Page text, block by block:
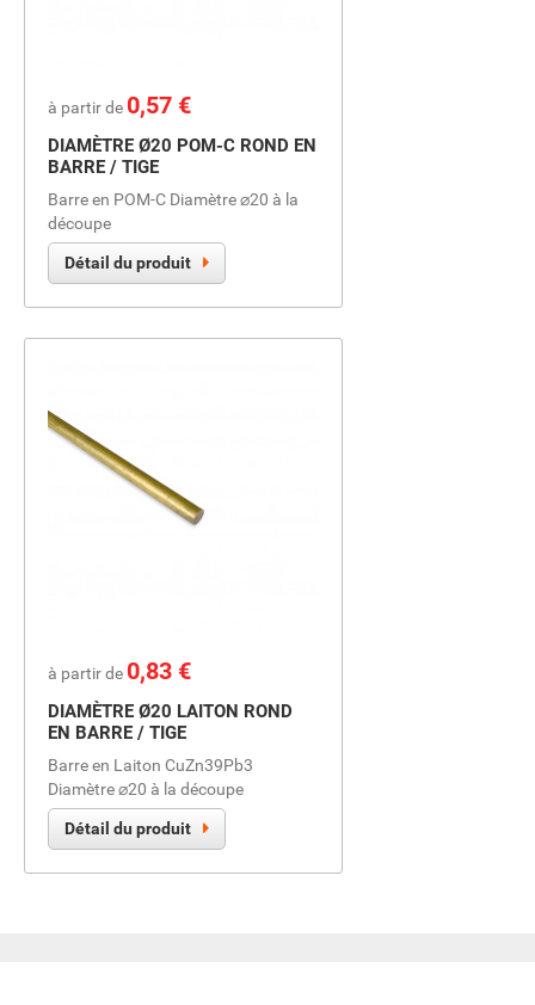
à partir de Prix
0,57 €
DIAMÈTRE Ø20 POM-C ROND EN
BARRE / TIGE
Barre en POM-C Diamètre ⌀20 à la
découpe
Détail du produit
à partir de Prix
0,83 €
DIAMÈTRE Ø20 LAITON ROND
EN BARRE / TIGE
Barre en Laiton CuZn39Pb3
Diamètre ⌀20 à la découpe
Détail du produit